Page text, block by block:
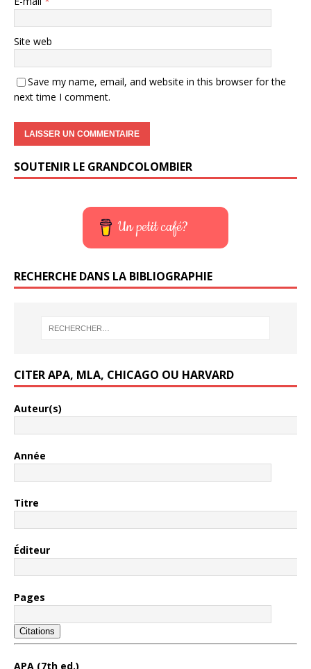
Site web
Save my name, email, and website in this browser for the
next time I comment.
SOUTENIR LE GRANDCOLOMBIER
Un petit café?
RECHERCHE DANS LA BIBLIOGRAPHIE
CITER APA, MLA, CHICAGO OU HARVARD
Auteur(s)
Année
Titre
Éditeur
Pages
Citations
APA (7th ed.)